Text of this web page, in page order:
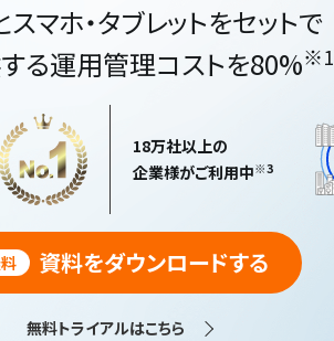
スマホ・タブレットをセットで
る運用管理コストを80%※1
18万社以上の
企業様がご利用中※3
資料をダウンロードする
無料トライアルはこちら